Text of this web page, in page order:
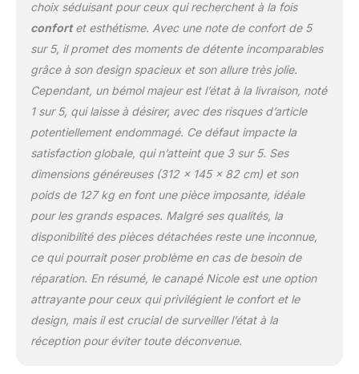
choix séduisant pour ceux qui recherchent à la fois
confortet esthétisme. Avec une note de confort de 5
sur 5, il promet des moments de détente incomparables
grâce à son design spacieux et son allure très jolie.
Cependant, un bémol majeur est l’état à la livraison, noté
1 sur 5, qui laisse à désirer, avec des risques d’article
potentiellement endommagé. Ce défaut impacte la
satisfaction globale, qui n’atteint que 3 sur 5. Ses
dimensions généreuses (312 x 145 x 82 cm) et son
poids de 127 kg en font une pièce imposante, idéale
pour les grands espaces. Malgré ses qualités, la
disponibilité des pièces détachées reste une inconnue,
ce qui pourrait poser problème en cas de besoin de
réparation. En résumé, le canapé Nicole est une option
attrayante pour ceux qui privilégient le confort et le
design, mais il est crucial de surveiller l’état à la
réception pour éviter toute déconvenue.